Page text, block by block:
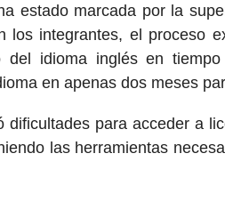
estado marcada por la
los integrantes, el proceso
del idioma inglés en
en apenas dos meses
dificultades para acceder a
las herramientas